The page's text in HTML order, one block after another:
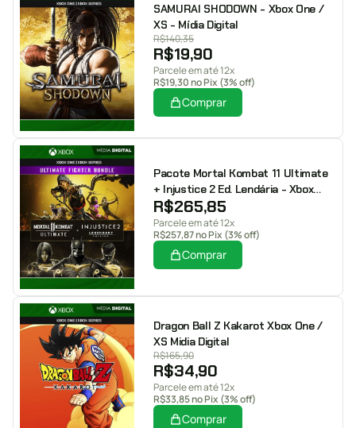
SAMURAI SHODOWN - Xbox One /
XS - Mídia Digital
R$140,35
R$19,90
Parcele em até 12x
R$19,30no Pix (3% off)
Comprar
Pacote Mortal Kombat 11 Ultimate
+ Injustice 2 Ed. Lendária - Xbox
One / XS - Mídia Digital
R$265,85
Parcele em até 12x
R$257,87no Pix (3% off)
Comprar
Dragon Ball Z Kakarot Xbox One /
XS Midia Digital
R$165,90
R$34,90
Parcele em até 12x
R$33,85no Pix (3% off)
Comprar